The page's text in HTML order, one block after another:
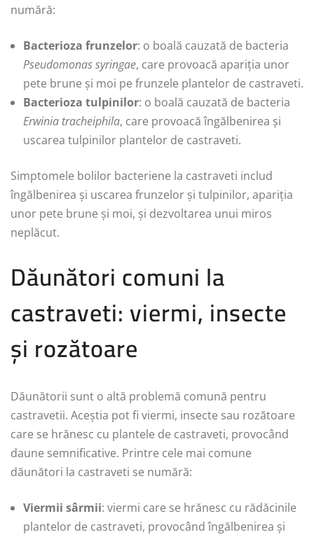
numără:
Bacterioza frunzelor: o boală cauzată de bacteria
Pseudomonas syringae, care provoacă apariția unor
pete brune și moi pe frunzele plantelor de castraveti.
Bacterioza tulpinilor: o boală cauzată de bacteria
Erwinia tracheiphila, care provoacă îngălbenirea și
uscarea tulpinilor plantelor de castraveti.
Simptomele bolilor bacteriene la castraveti includ
îngălbenirea și uscarea frunzelor și tulpinilor, apariția
unor pete brune și moi, și dezvoltarea unui miros
neplăcut.
Dăunători comuni la
castraveti: viermi, insecte
și rozătoare
Dăunătorii sunt o altă problemă comună pentru
castravetii. Aceștia pot fi viermi, insecte sau rozătoare
care se hrănesc cu plantele de castraveti, provocând
daune semnificative. Printre cele mai comune
dăunători la castraveti se numără:
Viermii sârmii: viermi care se hrănesc cu rădăcinile
plantelor de castraveti, provocând îngălbenirea și